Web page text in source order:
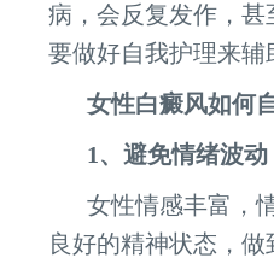
病，会反复发作，
要做好自我护理来辅
女性白癜风如何
1、避免情绪波动
女性情感丰富，
良好的精神状态，